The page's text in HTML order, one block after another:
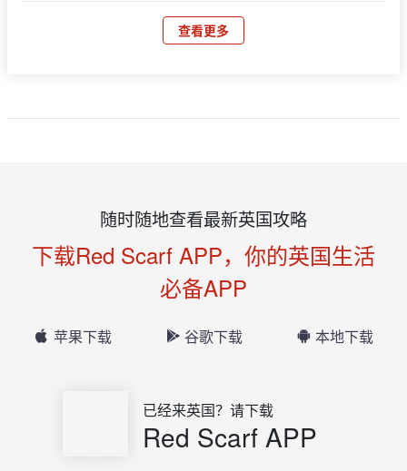
查看更多
随时随地查看最新英国攻略
下载Red Scarf APP，你的英国生活
必备APP
苹果下载 谷歌下载 本地下载
已经来英国？请下载
Red Scarf APP